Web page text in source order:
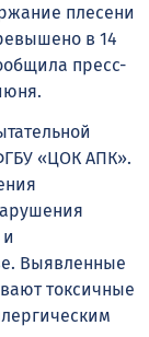
плесени
в 14
пресс-
«ЦОК АПК».
Выявленные
токсичные